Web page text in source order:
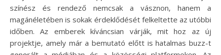
színész és rendező nemcsak a vásznon, hanem a
magánéletében is sokak érdeklődését felkeltette az utóbbi
időben. Az emberek kíváncsian várják, mit hoz az új
projektje, amely már a bemutató előtt is hatalmas buzz-t